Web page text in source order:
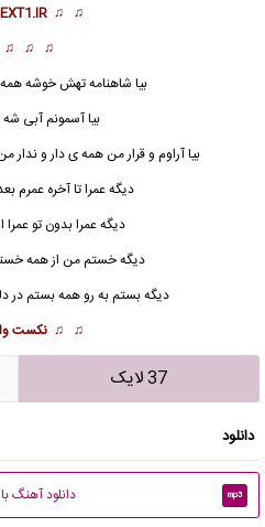
♫ ♫
♫ ♫ ♫
بیا شاهنامه تهش خوشه
بیا آسمونم آبی
بیا آراوم و قرار من همه ی دار و ندار
دیگه عمرا تا آخره عمرم
دیگهعمرابدون تو
دیگه خستم من از همه
دیگه بستم به رو همه بستم در
♫ ♫ نکست
37 لایک
دانلود
mp3 دانلود آهنگ با